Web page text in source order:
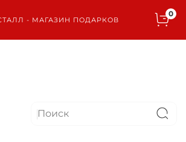
- МАГАЗИН ПОДАРКОВ
0